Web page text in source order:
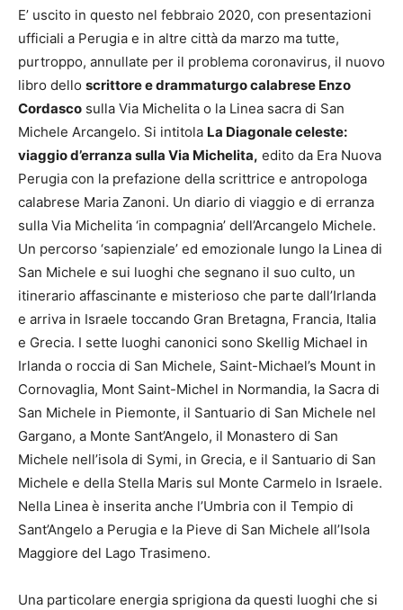
E’ uscito in questo nel febbraio 2020, con presentazioni
ufficiali a Perugia e in altre città da marzo ma tutte,
purtroppo, annullate per il problema coronavirus, il nuovo
libro dello scrittore e drammaturgo calabrese Enzo
Cordasco sulla Via Michelita o la Linea sacra di San
Michele Arcangelo. Si intitola La Diagonale celeste:
viaggio d’erranza sulla Via Michelita, edito da Era Nuova
Perugia con la prefazione della scrittrice e antropologa
calabrese Maria Zanoni. Un diario di viaggio e di erranza
sulla Via Michelita ‘in compagnia’ dell’Arcangelo Michele.
Un percorso ‘sapienziale’ ed emozionale lungo la Linea di
San Michele e sui luoghi che segnano il suo culto, un
itinerario affascinante e misterioso che parte dall’Irlanda
e arriva in Israele toccando Gran Bretagna, Francia, Italia
e Grecia. I sette luoghi canonici sono Skellig Michael in
Irlanda o roccia di San Michele, Saint-Michael’s Mount in
Cornovaglia, Mont Saint-Michel in Normandia, la Sacra di
San Michele in Piemonte, il Santuario di San Michele nel
Gargano, a Monte Sant’Angelo, il Monastero di San
Michele nell’isola di Symi, in Grecia, e il Santuario di San
Michele e della Stella Maris sul Monte Carmelo in Israele.
Nella Linea è inserita anche l’Umbria con il Tempio di
Sant’Angelo a Perugia e la Pieve di San Michele all’Isola
Maggiore del Lago Trasimeno.
Una particolare energia sprigiona da questi luoghi che si